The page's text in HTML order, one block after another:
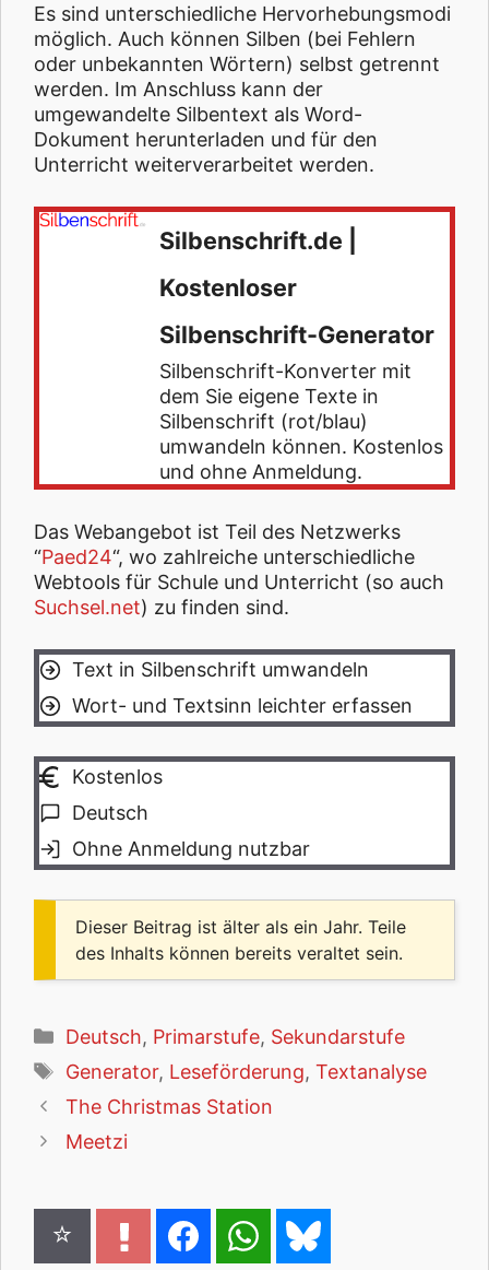
Es sind unterschiedliche Hervorhebungsmodi
möglich. Auch können Silben (bei Fehlern
oder unbekannten Wörtern) selbst getrennt
werden. Im Anschluss kann der
umgewandelte Silbentext als Word-
Dokument herunterladen und für den
Unterricht weiterverarbeitet werden.
Silbenschrift.de |
Kostenloser
Silbenschrift-Generator
Silbenschrift-Konverter mit
dem Sie eigene Texte in
Silbenschrift (rot/blau)
umwandeln können. Kostenlos
und ohne Anmeldung.
Das Webangebot ist Teil des Netzwerks
“Paed24“, wo zahlreiche unterschiedliche
Webtools für Schule und Unterricht (so auch
Suchsel.net) zu finden sind.
Text in Silbenschrift umwandeln
Wort- und Textsinn leichter erfassen
Kostenlos
Deutsch
Ohne Anmeldung nutzbar
Dieser Beitrag ist älter als ein Jahr. Teile
des Inhalts können bereits veraltet sein.
Kategorien
Deutsch, Primarstufe, Sekundarstufe
Schlagwörter
Generator, Leseförderung, Textanalyse
The Christmas Station
Meetzi